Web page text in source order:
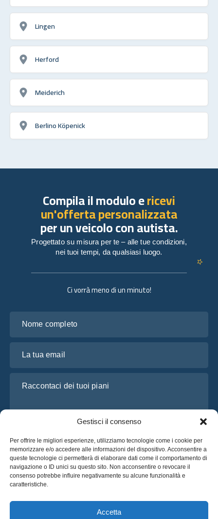
Gestisci il consenso
Per offrire le migliori esperienze, utilizziamo tecnologie come i cookie per
memorizzare e/o accedere alle informazioni del dispositivo. Acconsentire a
queste tecnologie ci permetterà di elaborare dati come il comportamento di
navigazione o ID unici su questo sito. Non acconsentire o revocare il
consenso potrebbe influire negativamente su alcune funzionalità e
caratteristiche.
Accetta
Lingen
Herford
Meiderich
Berlino Köpenick
Ci vorrà meno di un minuto!
Ho letto e accetto l’Informativa sulla privacydi OsaBus
Richiedi un preventivo
Richiedi un preventivo
Compila il modulo ericevi
un'offerta personalizzata
per un veicolo con autista.
Progettato su misura per te – alle tue condizioni,
nei tuoi tempi, da qualsiasi luogo.